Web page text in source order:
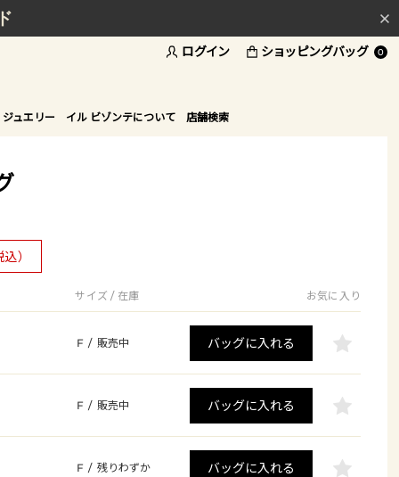
ログイン ショッピングバッグ 0
ュエリー イル ビゾンテについて 店舗検索
）
サイズ / 在庫 お気に入り
F / 販売中 バッグに入れる
F / 販売中 バッグに入れる
F / 残りわずか バッグに入れる